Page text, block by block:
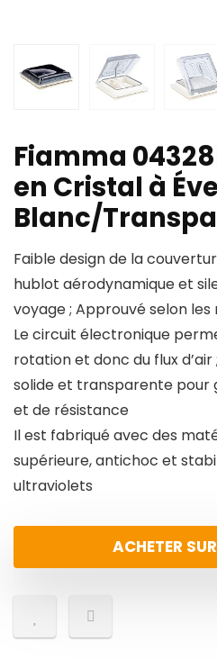
Fiamma
en Cristal à
Blanc/
Faible design de la
hublot aérodynamique et
voyage ; Approuvé selon les
Le circuit électronique
rotation et donc du flux
solide et transparente pour
et de résistance
Il est fabriqué avec des
supérieure, antichoc et
ultraviolets
ACHETER